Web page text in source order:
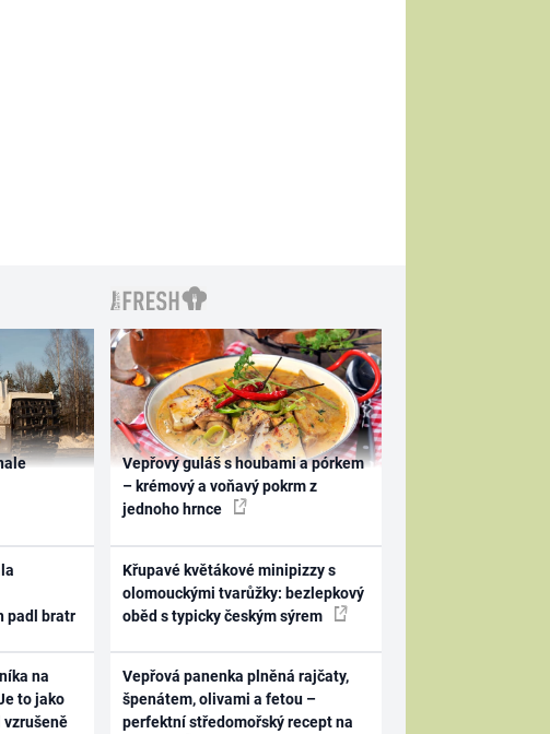
padl bratr
na
to jako
vzrušeně
Vepřový guláš s houbami a pórkem
– krémový a voňavý pokrm z
jednoho hrnce
Křupavé květákové minipizzy s
olomouckými tvarůžky: bezlepkový
oběd s typicky českým sýrem
Vepřová panenka plněná rajčaty,
špenátem, olivami a fetou –
perfektní středomořský recept na